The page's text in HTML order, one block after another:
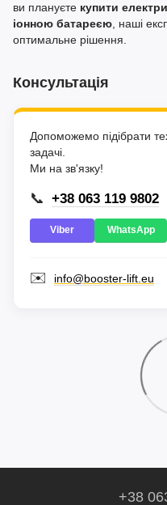
ви плануєте купити
іонною батареєю , наші
оптимальне рішення.
Консультація
Допоможемо підібрати
задачі.
Ми на зв'язку!
📞 +38 063 119 9802
Viber WhatsApp
✉️ info@booster-lift.eu
+38